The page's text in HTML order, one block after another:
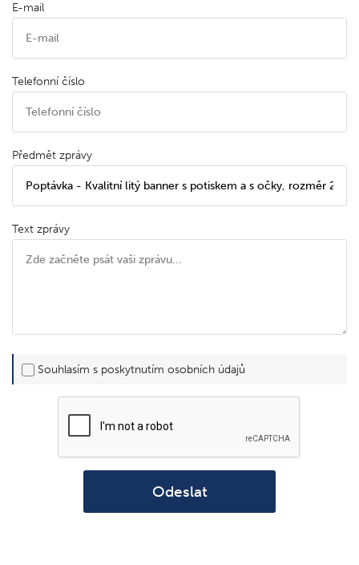
E-mail
Telefonní číslo
Předmět zprávy
Text zprávy
Souhlasím s poskytnutím osobních údajů
Odeslat